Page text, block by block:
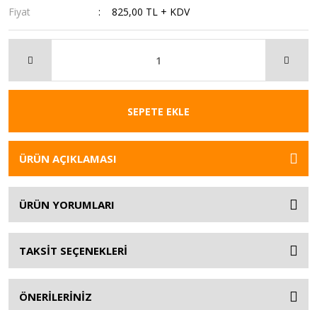
Fiyat
825,00 TL + KDV
SEPETE EKLE
ÜRÜN AÇIKLAMASI
ÜRÜN YORUMLARI
TAKSİT SEÇENEKLERİ
ÖNERİLERİNİZ